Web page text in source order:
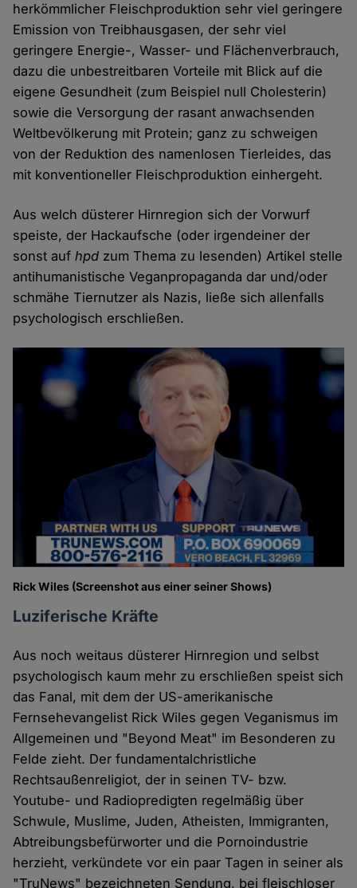
herkömmlicher Fleischproduktion sehr viel geringere
Emission von Treibhausgasen, der sehr viel
geringere Energie-, Wasser- und Flächenverbrauch,
dazu die unbestreitbaren Vorteile mit Blick auf die
eigene Gesundheit (zum Beispiel null Cholesterin)
sowie die Versorgung der rasant anwachsenden
Weltbevölkerung mit Protein; ganz zu schweigen
von der Reduktion des namenlosen Tierleides, das
mit konventioneller Fleischproduktion einhergeht.
Aus welch düsterer Hirnregion sich der Vorwurf
speiste, der Hackaufsche (oder irgendeiner der
sonst aufhpd zum Thema zu lesenden) Artikel stelle
antihumanistische Veganpropaganda dar und/oder
schmähe Tiernutzer als Nazis, ließe sich allenfalls
psychologisch erschließen.
Rick Wiles (Screenshot aus einer seiner Shows)
Luziferische Kräfte
Aus noch weitaus düsterer Hirnregion und selbst
psychologisch kaum mehr zu erschließen speist sich
das Fanal, mit dem der US-amerikanische
Fernsehevangelist Rick Wiles gegen Veganismus im
Allgemeinen und "Beyond Meat" im Besonderen zu
Felde zieht. Der fundamentalchristliche
Rechtsaußenreligiot, der in seinen TV- bzw.
Youtube- und Radiopredigten regelmäßig über
Schwule, Muslime, Juden, Atheisten, Immigranten,
Abtreibungsbefürworter und die Pornoindustrie
herzieht, verkündete vor ein paar Tagen in seiner als
"TruNews" bezeichneten Sendung, bei fleischloser